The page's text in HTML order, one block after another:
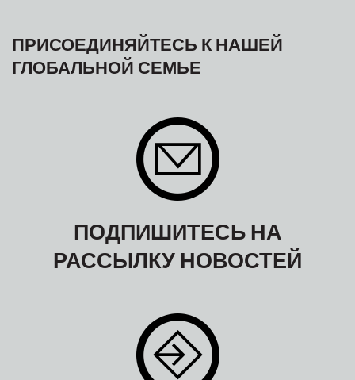
ПРИСОЕДИНЯЙТЕСЬ К НАШЕЙ
ГЛОБАЛЬНОЙ СЕМЬЕ
ПОДПИШИТЕСЬ НА
РАССЫЛКУ НОВОСТЕЙ